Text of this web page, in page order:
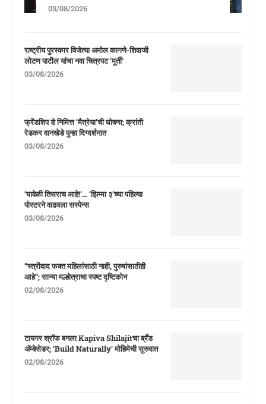
03/08/2026
राष्ट्रीय पुरस्कार विजेत्या अमोल कागणे-शिवाजी
लोटण पाटील यांचा नवा चित्रपट ‘मूर्ती’
03/08/2026
फ्रेंडशिप डे निमित्त ‘मैत्रेया’ची घोषणा; क्रांती
रेडकर वानखेडे पुन्हा दिग्दर्शनात
03/08/2026
‘यावेळी तिसराच आहे!’… ‘झिम्मा ३’च्या पहिल्या
पोस्टरने वाढवला सस्पेन्स
03/08/2026
“स्त्रीवाद फक्त महिलांसाठी नाही, पुरुषांसाठीही
आहे”; सान्या मल्होत्राचा स्पष्ट दृष्टिकोन
02/08/2026
टायगर श्रॉफ बनला Kapiva Shilajitचा ब्रँड
ॲम्बेसेडर; ‘Build Naturally’ मोहिमेची सुरुवात
02/08/2026